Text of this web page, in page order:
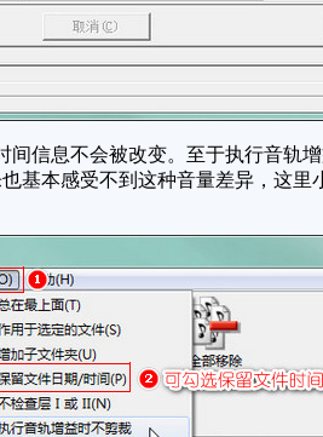
信息不会被改变。至于执行音轨
基本感受不到这种音量差异，这里